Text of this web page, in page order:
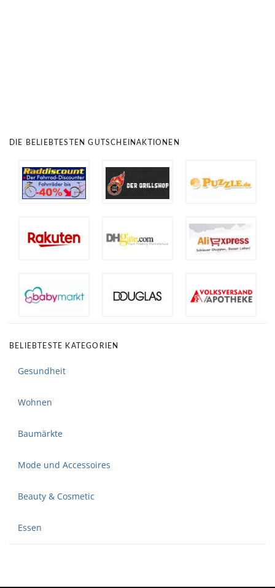
DIE BELIEBTESTEN GUTSCHEINAKTIONEN
BELIEBTESTE KATEGORIEN
Gesundheit
Wohnen
Baumärkte
Mode und Accessoires
Beauty & Cosmetic
Essen